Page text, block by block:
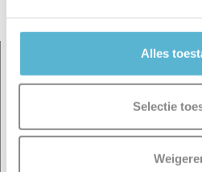
Alles
Selectie
Gerelateerde artikelen: